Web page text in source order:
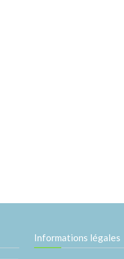
Informations légales